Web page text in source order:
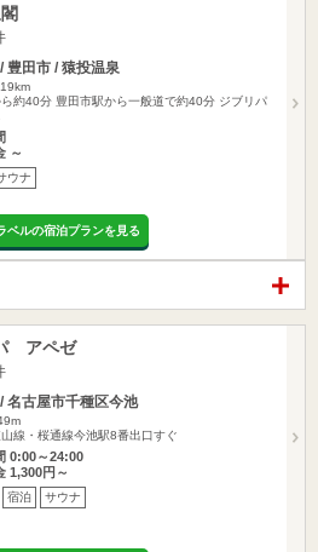
豊田市 / 猿投温泉
約40分 豊田市駅から一般道で約40分 ジブリパ
～
ウナ
ベルの宿泊プランを見る
アペゼ
名古屋市千種区今池
線・桜通線今池駅8番出口すぐ
0:00～24:00
1,300円～
宿泊 サウナ